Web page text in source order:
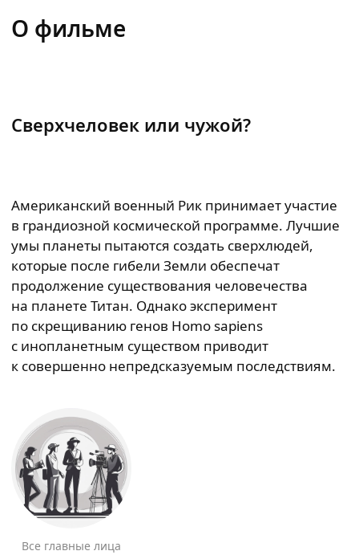
О фильме
Сверхчеловек или чужой?
Американский военный Рик принимает участие
в грандиозной космической программе. Лучшие
умы планеты пытаются создать сверхлюдей,
которые после гибели Земли обеспечат
продолжение существования человечества
на планете Титан. Однако эксперимент
по скрещиванию генов Homo sapiens
с инопланетным существом приводит
к совершенно непредсказуемым последствиям.
Все главные лица